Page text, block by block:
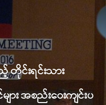
တိုင်းရင်းသား
း အစည်းဝေးကျင်းပ